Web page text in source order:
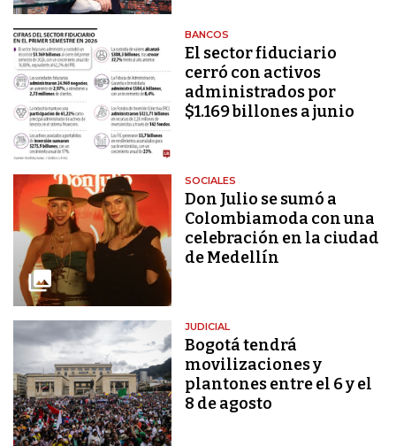
BANCOS
El sector fiduciario
cerró con activos
administrados por
$1.169 billones a junio
SOCIALES
Don Julio se sumó a
Colombiamoda con una
celebración en la ciudad
de Medellín
JUDICIAL
Bogotá tendrá
movilizaciones y
plantones entre el 6 y el
8 de agosto